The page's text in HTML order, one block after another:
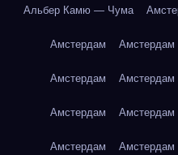
Альбер Камю — Чума
Амстердам Амстердам
Амстердам Амстердам
Амстердам Амстердам
Амстердам Амстердам